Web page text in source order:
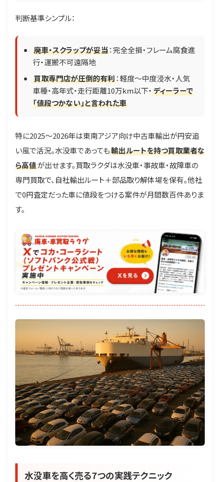
判断基準シンプル：
廃車・スクラップが妥当：完全全損・フレーム腐食進
行・運搬不可遠隔地
買取専門店が圧倒的有利：軽度〜中度浸水・人気
車種・高年式・走行距離10万km以下・ ディーラーで
「値段つかない」と言われた車
特に2025〜2026年は東南アジア向け中古車輸出が円安追
い風で活況。水没車であっても輸出ルートを持つ買取業者な
ら高値が出せます。買取ラクダは水没車・事故車・故障車の
専門買取で、自社輸出ルート＋部品取り解体場を保有。他社
で0円査定だった車に値段をつける案件が月間数百件ありま
す。
水没車を高く売る7つの実践テクニック